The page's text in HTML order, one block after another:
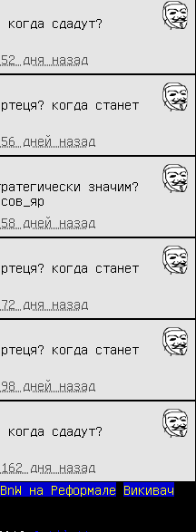
сдадут?
дня назад
когда станет
дней назад
значим?
дней назад
когда станет
дня назад
когда станет
дней назад
сдадут?
дня назад
BnW на Реформале
Викивач